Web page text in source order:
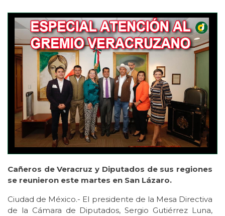
Cañeros de Veracruz y Diputados de sus regiones
se reunieron este martes en San Lázaro.
Ciudad de México.- El presidente de la Mesa Directiva
de la Cámara de Diputados, Sergio Gutiérrez Luna,